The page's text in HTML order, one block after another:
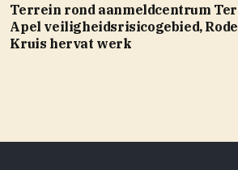
Terrein rond aanmeldcentrum Ter
Apel veiligheidsrisicogebied, Rode
Kruis hervat werk